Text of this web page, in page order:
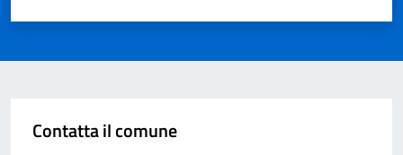
Contatta il comune